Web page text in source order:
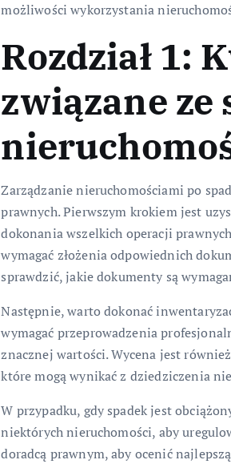
możliwości wykorzystania
Rozdział 1:
związane ze
Zarządzanie nieruchomościami po
prawnych. Pierwszym krokiem jest
dokonania wszelkich operacji
wymagać złożenia odpowiednich
sprawdzić, jakie dokumenty są
Następnie, warto dokonać
wymagać przeprowadzenia
znacznej wartości. Wycena jest
które mogą wynikać z dziedziczenia
W przypadku, gdy spadek jest
niektórych nieruchomości, aby
doradcą prawnym, aby ocenić